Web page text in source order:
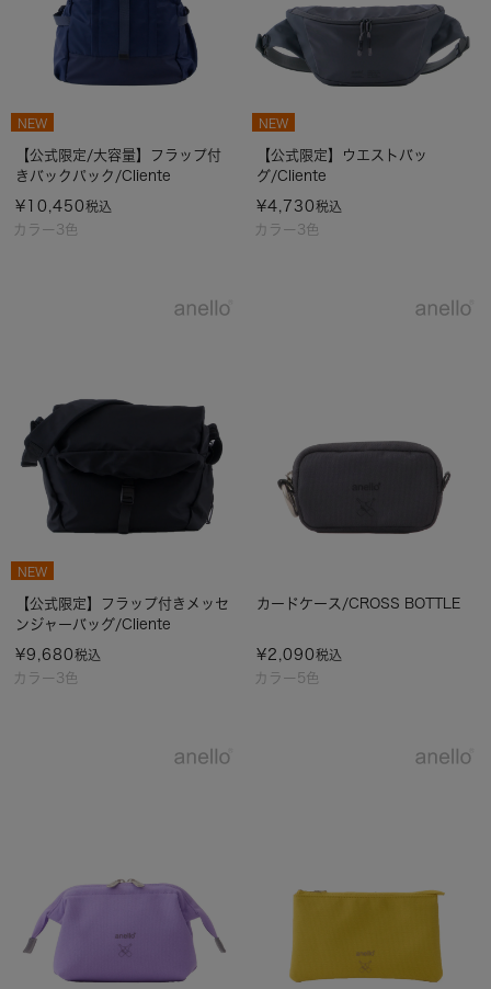
カラー3色
NEW
【公式限定/大容量】フラップ付
きバックパック/Cliente
¥ 10,450税込
カラー3色
NEW
【公式限定】ウエストバッ
グ/Cliente
¥4,730税込
カラー3色
NEW
【公式限定】フラップ付きメッセ
ンジャーバッグ/Cliente
¥9,680税込
カラー5色
カードケース/CROSS BOTTLE
¥2,090税込